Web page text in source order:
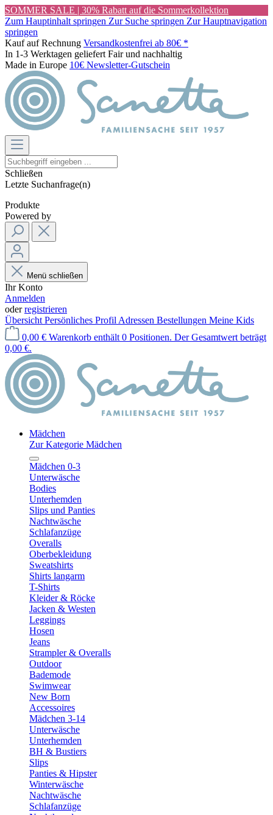
SOMMER SALE | 30% Rabatt auf die Sommerkollektion
Zum Hauptinhalt springen Zur Suche springen Zur Hauptnavigation
springen
Kauf auf Rechnung Versandkostenfrei ab 80€ *
In 1-3 Werktagen geliefert Fair und nachhaltig
Made in Europe 10€ Newsletter-Gutschein
Schließen
Letzte Suchanfrage(n)
Produkte
Powered by
Menü schließen
Ihr Konto
Anmelden
oderregistrieren
Übersicht Persönliches Profil Adressen Bestellungen Meine Kids
0,00 € Warenkorb enthält 0 Positionen. Der Gesamtwert beträgt
0,00 €.
Mädchen
Zur Kategorie Mädchen
Mädchen 0-3
Unterwäsche
Bodies
Unterhemden
Slips und Panties
Nachtwäsche
Schlafanzüge
Overalls
Oberbekleidung
Sweatshirts
Shirts langarm
T-Shirts
Kleider & Röcke
Jacken & Westen
Leggings
Hosen
Jeans
Strampler & Overalls
Outdoor
Bademode
Swimwear
New Born
Accessoires
Mädchen 3-14
Unterwäsche
Unterhemden
BH & Bustiers
Slips
Panties & Hipster
Winterwäsche
Nachtwäsche
Schlafanzüge